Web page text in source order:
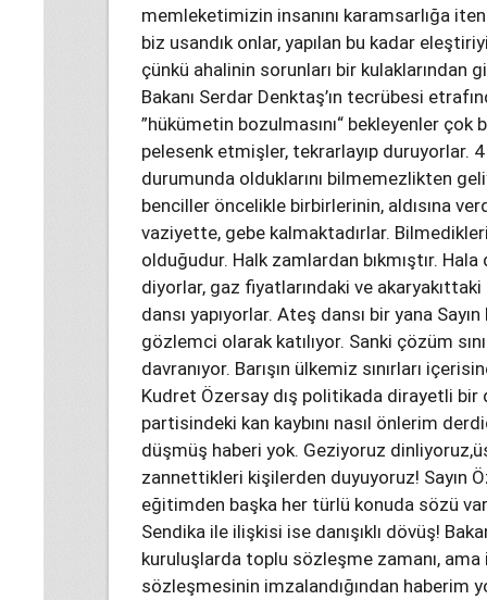
memleketimizin insanını karamsarlığa
biz usandık onlar, yapılan bu kadar
çünkü ahalinin sorunları bir kulaklarından
Bakanı Serdar Denktaş’ın tecrübesi
”hükümetin bozulmasını“ bekleyenler
pelesenk etmişler, tekrarlayıp duruyorlar.
durumunda olduklarını bilmemezlikten
benciller öncelikle birbirlerinin, aldısına
vaziyette, gebe kalmaktadırlar.
olduğudur. Halk zamlardan bıkmıştır.
diyorlar, gaz fiyatlarındaki ve
dansı yapıyorlar. Ateş dansı bir yana
gözlemci olarak katılıyor. Sanki çözüm
davranıyor. Barışın ülkemiz sınırları
Kudret Özersay dış politikada dirayetli
partisindeki kan kaybını nasıl önlerim
düşmüş haberi yok. Geziyoruz
zannettikleri kişilerden duyuyoruz! Sayın
eğitimden başka her türlü konuda sözü
Sendika ile ilişkisi ise danışıklı dövüş!
kuruluşlarda toplu sözleşme zamanı, ama
sözleşmesinin imzalandığından